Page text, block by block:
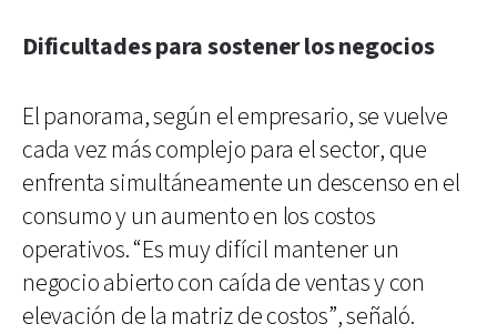
Dificultades para sostener los negocios
El panorama, según el empresario, se vuelve
cada vez más complejo para el sector, que
enfrenta simultáneamente un descenso en el
consumo y un aumento en los costos
operativos. “Es muy difícil mantener un
negocio abierto con caída de ventas y con
elevación de la matriz de costos”, señaló.